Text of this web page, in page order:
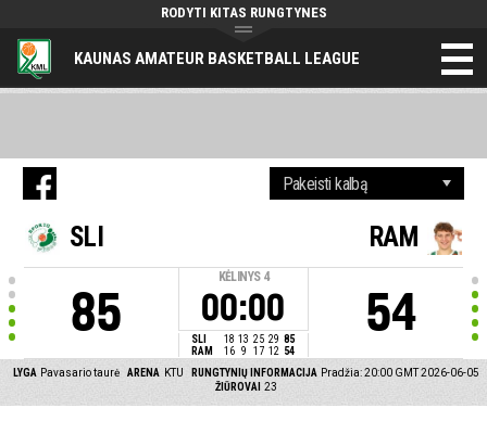
KAUNAS AMATEUR BASKETBALL LEAGUE
RODYTI KITAS RUNGTYNES
SLI
85
KĖLINYS 4
00:00
SLI 18 13 25 29 85
RAM
16 9 17 12 54
RAM
54
LYGA Pavasario taurė ARENA KTU RUNGTYNIŲ INFORMACIJA Pradžia: 20:00 GMT 2026-06-05
ŽIŪROVAI 23